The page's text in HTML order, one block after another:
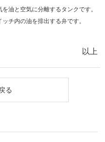
油と空気に分離するタンクです。
チ内の油を排出する弁です。
以上
る